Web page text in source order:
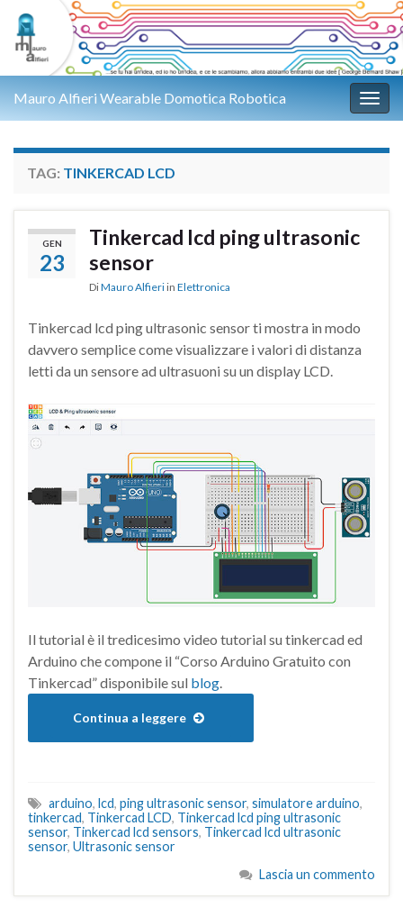
Mauro Alfieri Wearable Domotica Robotica
TAG: TINKERCAD LCD
GEN
23
Tinkercad lcd ping ultrasonic
sensor
DiMauro Alfieri in Elettronica
Tinkercad lcd ping ultrasonic sensor ti mostra in modo
davvero semplice come visualizzare i valori di distanza
letti da un sensore ad ultrasuoni su un display LCD.
Il tutorial è il tredicesimo video tutorial su tinkercad ed
Arduino che compone il “Corso Arduino Gratuito con
Tinkercad” disponibile sul blog.
Continua a leggere
arduino, lcd, ping ultrasonic sensor, simulatore arduino,
tinkercad, Tinkercad LCD, Tinkercad lcd ping ultrasonic
sensor, Tinkercad lcd sensors, Tinkercad lcd ultrasonic
sensor, Ultrasonic sensor
Lascia un commento